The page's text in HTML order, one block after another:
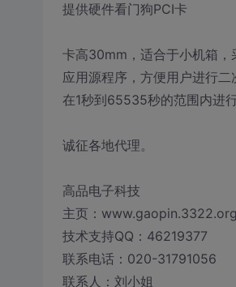
提供硬件看门狗PCI卡
卡高30mm，适合于小机箱，
应用源程序，方便用户进行
在1秒到65535秒的范围内进
诚征各地代理。
高品电子科技
主页：www.gaopin.3322.org
技术支持QQ：46219377
联系电话：020-31791056
联系人：刘小姐